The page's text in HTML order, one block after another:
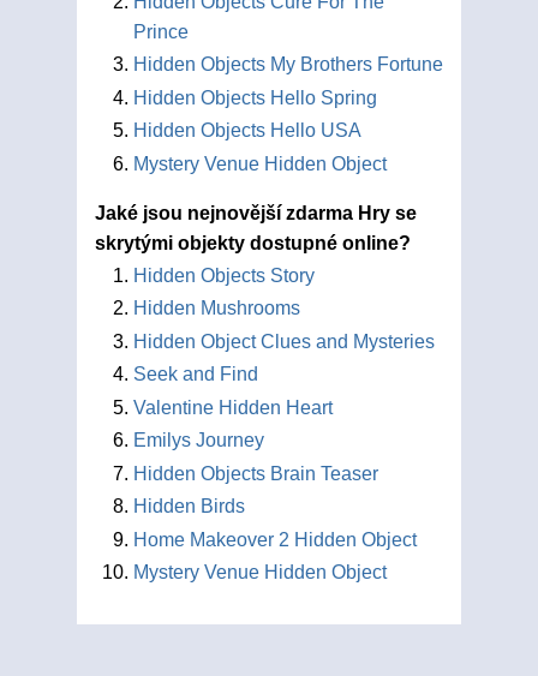
Prince
Hidden Objects My Brothers Fortune
Hidden Objects Hello Spring
Hidden Objects Hello USA
Mystery Venue Hidden Object
Jaké jsou nejnovější zdarma Hry se
skrytými objekty dostupné online?
Hidden Objects Story
Hidden Mushrooms
Hidden Object Clues and Mysteries
Seek and Find
Valentine Hidden Heart
Emilys Journey
Hidden Objects Brain Teaser
Hidden Birds
Home Makeover 2 Hidden Object
Mystery Venue Hidden Object